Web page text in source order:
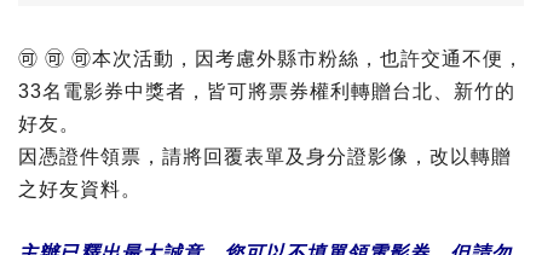
🉑 🉑 🉑本次活動，因考慮外縣市粉絲，也許交通不便，
33名電影券中獎者，皆可將票券權利轉贈台北、新竹的
好友。
因憑證件領票，請將回覆表單及身分證影像，改以轉贈
之好友資料。